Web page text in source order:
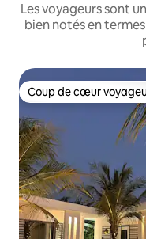
Les voyageurs sont
bien notés en
Coup de cœur
Coup de cœur